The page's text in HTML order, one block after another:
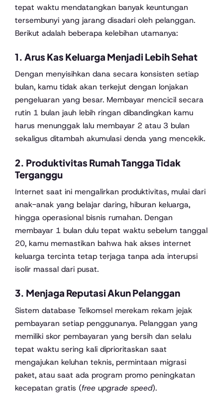
tepat waktu mendatangkan banyak keuntungan
tersembunyi yang jarang disadari oleh pelanggan.
Berikut adalah beberapa kelebihan utamanya:
1. Arus Kas Keluarga Menjadi Lebih Sehat
Dengan menyisihkan dana secara konsisten setiap
bulan, kamu tidak akan terkejut dengan lonjakan
pengeluaran yang besar. Membayar mencicil secara
rutin 1 bulan jauh lebih ringan dibandingkan kamu
harus menunggak lalu membayar 2 atau 3 bulan
sekaligus ditambah akumulasi denda yang mencekik.
2. Produktivitas Rumah Tangga Tidak
Terganggu
Internet saat ini mengalirkan produktivitas, mulai dari
anak-anak yang belajar daring, hiburan keluarga,
hingga operasional bisnis rumahan. Dengan
membayar 1 bulan dulu tepat waktu sebelum tanggal
20, kamu memastikan bahwa hak akses internet
keluarga tercinta tetap terjaga tanpa ada interupsi
isolir massal dari pusat.
3. Menjaga Reputasi Akun Pelanggan
Sistem database Telkomsel merekam rekam jejak
pembayaran setiap penggunanya. Pelanggan yang
memiliki skor pembayaran yang bersih dan selalu
tepat waktu sering kali diprioritaskan saat
mengajukan keluhan teknis, permintaan migrasi
paket, atau saat ada program promo peningkatan
kecepatan gratis (free upgrade speed).